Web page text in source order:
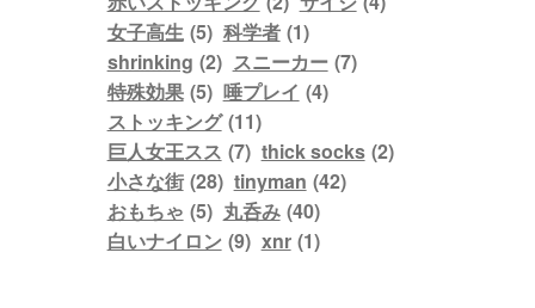
女子高生 (5) 科学者 (1)
shrinking (2) スニーカー (7)
特殊効果 (5) 唾プレイ (4)
ストッキング (11)
巨人女王スス (7) thick socks (2)
小さな街 (28) tinyman (42)
おもちゃ (5) 丸呑み (40)
白いナイロン (9) xnr (1)